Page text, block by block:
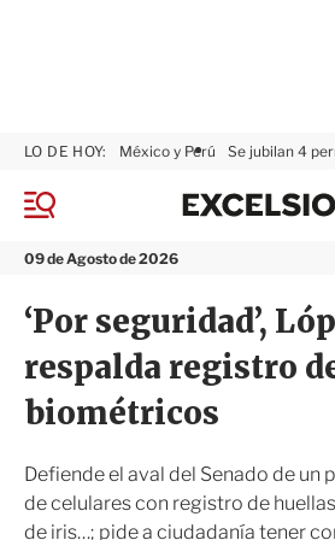
M
n
09 de Agosto de 2026
LO DE HOY: México y Perú Se jubilan 4
‘Por seguridad’,
respalda registro
biométricos
Defiende el aval del Senado de un
de celulares con registro de
de iris…; pide a ciudadanía tener